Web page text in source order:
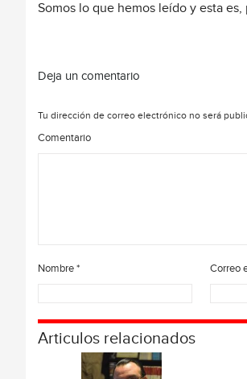
Somos lo que hemos leído y esta es,
Deja un comentario
Tu dirección de correo electrónico no será
Comentario
Nombre* Correo
Articulos relacionados